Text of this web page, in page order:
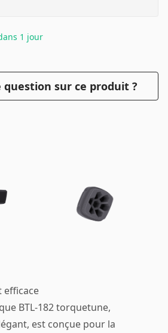
1 jour
question sur ce produit ?
efficace
BTL-182 torquetune,
est conçue pour la